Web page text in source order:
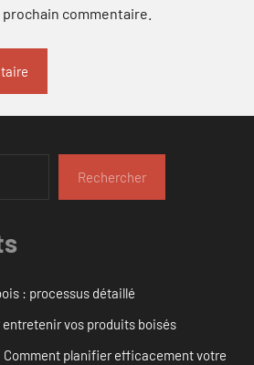
commentaire.
Rechercher
: processus détaillé
entretenir vos produits boisés
Comment planifier efficacement votre